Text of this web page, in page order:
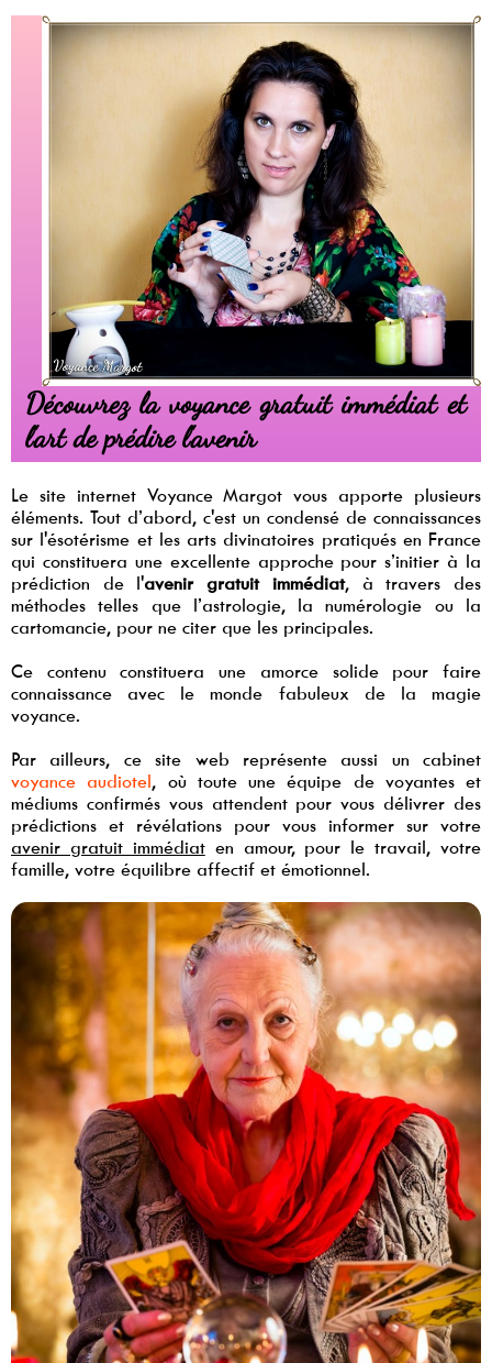
Découvrez la voyance gratuit immédiat et
l'art de prédire l'avenir
Le site internet Voyance Margot vous apporte plusieurs
éléments. Tout d’abord, c'est un condensé de connaissances
sur l'ésotérisme et les arts divinatoires pratiqués en France
qui constituera une excellente approche pour s’initier à la
prédiction de l'avenir gratuit immédiat, à travers des
méthodes telles que l’astrologie, la numérologie ou la
cartomancie, pour ne citer que les principales.
Ce contenu constituera une amorce solide pour faire
connaissance avec le monde fabuleux de la magie
voyance.
Par ailleurs, ce site web représente aussi un cabinet
voyance audiotel, où toute une équipe de voyantes et
médiums confirmés vous attendent pour vous délivrer des
prédictions et révélations pour vous informer sur votre
avenir gratuit immédiaten amour, pour le travail, votre
famille, votre équilibre affectif et émotionnel.